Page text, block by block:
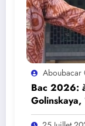
Aboubacar
Bac 2026:
Sciences